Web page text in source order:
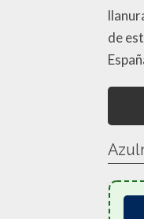
de